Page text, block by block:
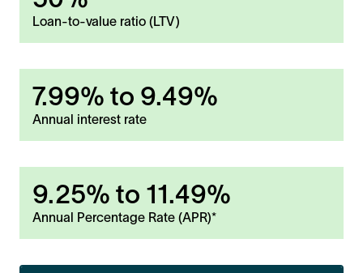
Loan-to-value ratio (LTV)
7.99% to 9.49%
Annual interest rate
9.25% to 11.49%
Annual Percentage Rate (APR)*